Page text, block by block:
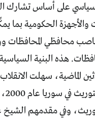
على أساس تشارك
الحكومية بما
محافظي المحافظات
هذه البنية
وفي مقدمهم